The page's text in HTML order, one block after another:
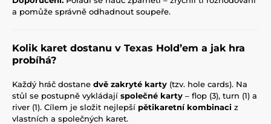
a pomůže správně odhadnout soupeře.
Kolik karet dostanu v Texas Hold’em a jak hra
probíhá?
Každý hráč dostane dvě zakryté karty (tzv. hole cards). Na
stůl se postupně vykládají společné karty – flop (3), turn (1) a
river (1). Cílem je složit nejlepší pětikaretní kombinaci z
vlastních a společných karet.